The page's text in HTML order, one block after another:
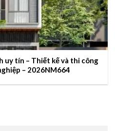
uy tín – Thiết kế và thi công
– 2026NM664